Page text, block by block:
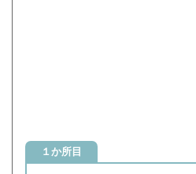
１か所目